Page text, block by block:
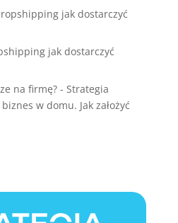
jak dostarczyć
jak dostarczyć
na firmę? - Strategia
biznes w domu. Jak założyć